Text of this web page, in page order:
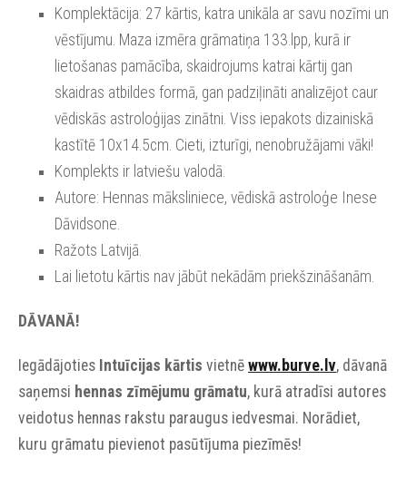
Komplektācija: 27 kārtis, katra unikāla ar savu nozīmi un
vēstījumu. Maza izmēra grāmatiņa 133.lpp, kurā ir
lietošanas pamācība, skaidrojums katrai kārtij gan
skaidras atbildes formā, gan padziļināti analizējot caur
vēdiskās astroloģijas zinātni. Viss iepakots dizainiskā
kastītē 10x14.5cm. Cieti, izturīgi, nenobružājami vāki!
Komplekts ir latviešu valodā.
Autore: Hennas māksliniece, vēdiskā astroloģe Inese
Dāvidsone.
Ražots Latvijā.
Lai lietotu kārtis nav jābūt nekādām priekšzināšanām.
DĀVANĀ!
Iegādājoties Intuīcijas kārtis vietnē www.burve.lv, dāvanā
saņemsi hennas zīmējumu grāmatu, kurā atradīsi autores
veidotus hennas rakstu paraugus iedvesmai. Norādiet,
kuru grāmatu pievienot pasūtījuma piezīmēs!